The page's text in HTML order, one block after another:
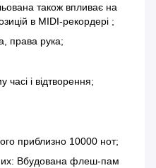
також впливає на
в MIDI-рекордері ;
права рука;
часі і відтворення;
приблизно 10000 нот;
Вбудована флеш-пам